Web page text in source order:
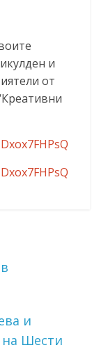
и
от
и
на Шести